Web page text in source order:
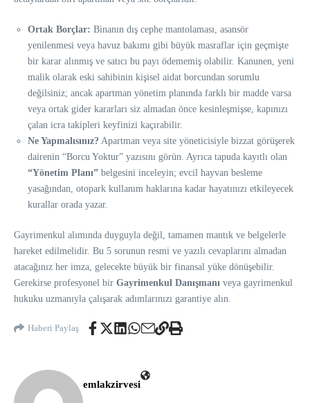
Ortak Borçlar: Binanın dış cephe mantolaması, asansör
yenilenmesi veya havuz bakımı gibi büyük masraflar için geçmişte
bir karar alınmış ve satıcı bu payı ödememiş olabilir. Kanunen, yeni
malik olarak eski sahibinin kişisel aidat borcundan sorumlu
değilsiniz; ancak apartman yönetim planında farklı bir madde varsa
veya ortak gider kararları siz almadan önce kesinleşmişse, kapınızı
çalan icra takipleri keyfinizi kaçırabilir.
Ne Yapmalısınız? Apartman veya site yöneticisiyle bizzat görüşerek
dairenin “Borcu Yoktur” yazısını görün. Ayrıca tapuda kayıtlı olan
“Yönetim Planı” belgesini inceleyin; evcil hayvan besleme
yasağından, otopark kullanım haklarına kadar hayatınızı etkileyecek
kurallar orada yazar.
Gayrimenkul alımında duyguyla değil, tamamen mantık ve belgelerle
hareket edilmelidir. Bu 5 sorunun resmi ve yazılı cevaplarını almadan
atacağınız her imza, gelecekte büyük bir finansal yüke dönüşebilir.
Gerekirse profesyonel bir Gayrimenkul Danışmanı veya gayrimenkul
hukuku uzmanıyla çalışarak adımlarınızı garantiye alın.
Haberi Paylaş
emlakzirvesi